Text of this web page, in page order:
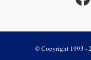
© Copyright 1993 -